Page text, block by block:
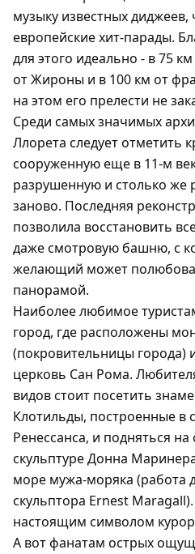
музыку известных диджеев,
европейские хит-парады.
для этого идеально - в 75
от Жироны и в 100 км от
на этом его прелести не
Среди самых значимых
Ллорета следует отметить
сооруженную еще в 11-м
разрушенную и столько же
заново. Последняя
позволила восстановить
даже смотровую башню, с
желающий может
панорамой.
Наиболее любимое
город, где расположены
(покровительницы города)
церковь Сан Рома.
видов стоит посетить
Клотильды, построенные в
Ренессанса, и подняться на
скульптуре Донна
море мужа-моряка (работа
скульптора Ernest Maragall).
настоящим символом
А вот фанатам острых